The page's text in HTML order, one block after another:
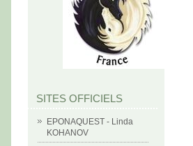
SITES OFFICIELS
EPONAQUEST - Linda
KOHANOV